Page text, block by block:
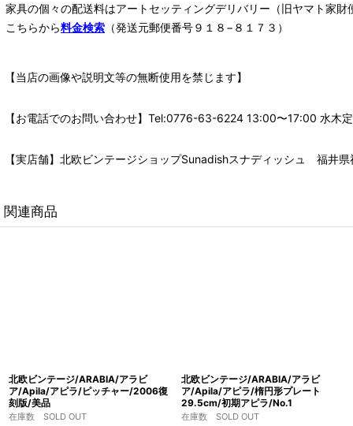
家具の個々の配送料はアートセッティングデリバリー （旧ヤマト家財
こちらから料金検索 （発送元郵便番号９１８−８１７３）
【当店の画像や説明文等の無断使用を禁じます】
【お電話でのお問い合わせ】Tel:0776-63-6224 13:00〜17:00 水木
【実店舗】北欧ビンテージショップSunadishスナディッシュ 福井
関連商品
北欧ビンテージ/ARABIA/アラビ
ア/Apila/アピラ/ピッチャー/2006復
刻版/美品
在庫数 SOLD OUT
北欧ビンテージ/ARABIA/アラビ
ア/Apila/アピラ/楕円形プレート
29.5cm/初期アピラ/No.1
在庫数 SOLD OUT